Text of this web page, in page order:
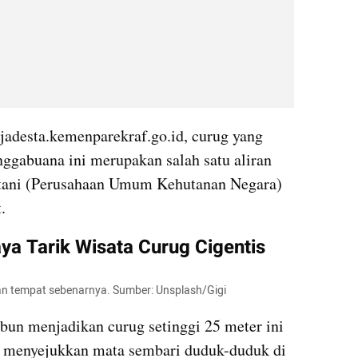
curug yang
ini merupakan salah satu aliran
(Perusahaan Umum Kehutanan Negara)
Tarik Wisata Curug Cigentis
tempat sebenarnya. Sumber: Unsplash/Gigi
menjadikan curug setinggi 25 meter ini
mata sembari duduk-duduk di